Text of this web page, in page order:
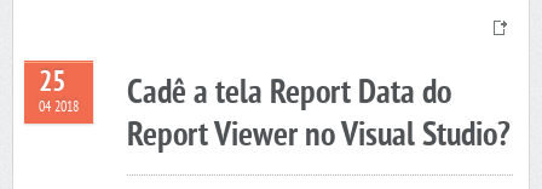
25
04 2018
Cadê a tela Report Data do
Report Viewer no Visual Studio?